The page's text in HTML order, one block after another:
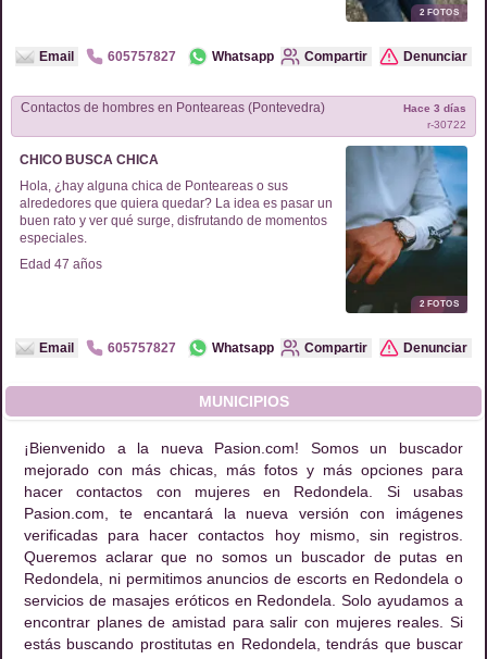
2 FOTOS
Email 605757827 Whatsapp Compartir Denunciar
Contactos de hombres en Ponteareas (Pontevedra)
r-30722
Hace 3 días
CHICO BUSCA CHICA
Hola, ¿hay alguna chica de Ponteareas o sus
alrededores que quiera quedar? La idea es pasar un
buen rato y ver qué surge, disfrutando de momentos
especiales.
Edad 47 años
2FOTOS
Email 605757827 Whatsapp Compartir Denunciar
MUNICIPIOS
¡Bienvenido a la nueva Pasion.com! Somos un buscador
mejorado con más chicas, más fotos y más opciones para
hacer contactos con mujeres en Redondela. Si usabas
Pasion.com, te encantará la nueva versión con imágenes
verificadas para hacer contactos hoy mismo, sin registros.
Queremos aclarar que no somos un buscador de putas en
Redondela, ni permitimos anuncios de escorts en Redondela o
servicios de masajes eróticos en Redondela. Solo ayudamos a
encontrar planes de amistad para salir con mujeres reales. Si
estás buscando prostitutas en Redondela, tendrás que buscar